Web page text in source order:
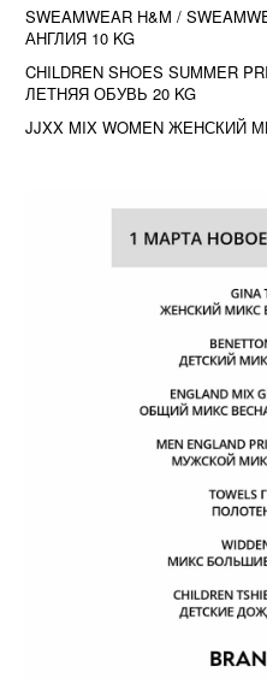
SWEAMWEAR H&M /
АНГЛИЯ 10 KG
CHILDREN SHOES SUMMER
ЛЕТНЯЯ ОБУВЬ 20 KG
JJXX MIX WOMEN ЖЕНСКИЙ